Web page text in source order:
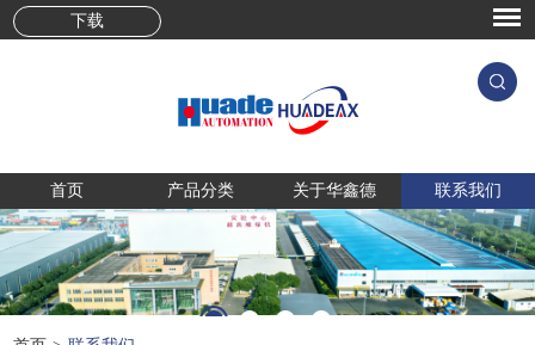
下载
首页 产品分类 关于华鑫德 联系我们